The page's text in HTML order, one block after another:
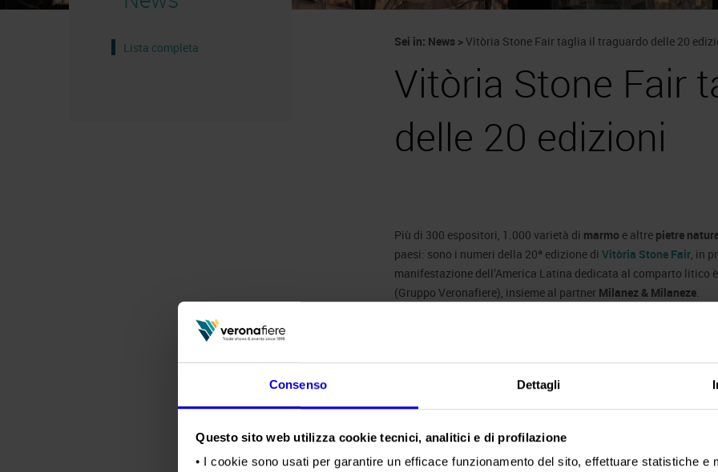
Consenso Dettagli
Questo sito web utilizza cookie tecnici, analitici e di profilazione
• I cookie sono usati per garantire un efficace funzionamento del sito, effettuare statistiche e
Lista completa Sei in: News >Vitòria Stone Fair taglia il traguardo delle 20
Vitòria Stone Fair
delle 20 edizioni
Più di 300 espositori, 1.000 varietà di marmo e altre pietre
paesi: sono i numeri della 20ª edizione di Vitòria Stone Fair, in
manifestazione dell’America Latina dedicata al comparto litico
(Gruppo Veronafiere), insieme al partner Milanez & Milaneze.
produzione e 5° per esportazioni di marmi, graniti e pietre
geoeconomica per il settore dell’estrazione e della lavorazione
pietra naturale. L’edizione 2023 è la prima dopo la pandemia e